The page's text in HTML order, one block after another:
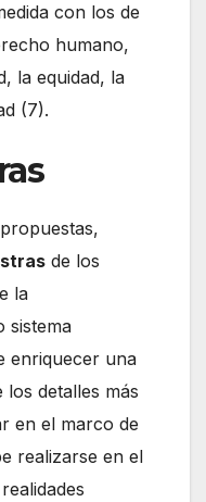
con los de
humano,
la equidad, la
(7).
de los
la
sistema
enriquecer una
detalles más
en el marco de
realizarse en el